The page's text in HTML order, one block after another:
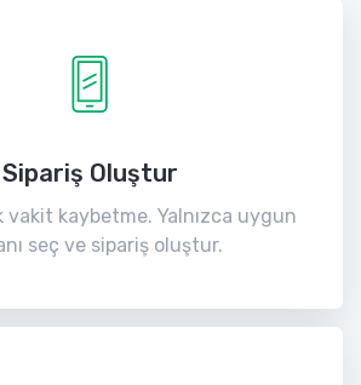
Sipariş Oluştur
vakit kaybetme. Yalnızca uygun
seç ve sipariş oluştur.